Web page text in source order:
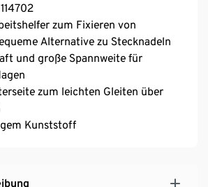
zum Fixieren von
Alternative zu Stecknadeln
und große Spannweite für
zum leichten Gleiten über
Kunststoff